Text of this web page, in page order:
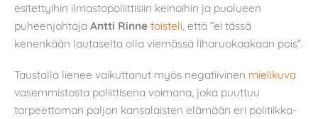
esitettyihin ilmastopoliittisiin keinoihin ja puolueen
puheenjohtaja Antti Rinne toisteli, että ”ei tässä
kenenkään lautaselta olla viemässä liharuokaakaan pois”.
Taustalla lienee vaikuttanut myös negatiivinen mielikuva
vasemmistosta poliittisena voimana, joka puuttuu
tarpeettoman paljon kansalaisten elämään eri politiikka-